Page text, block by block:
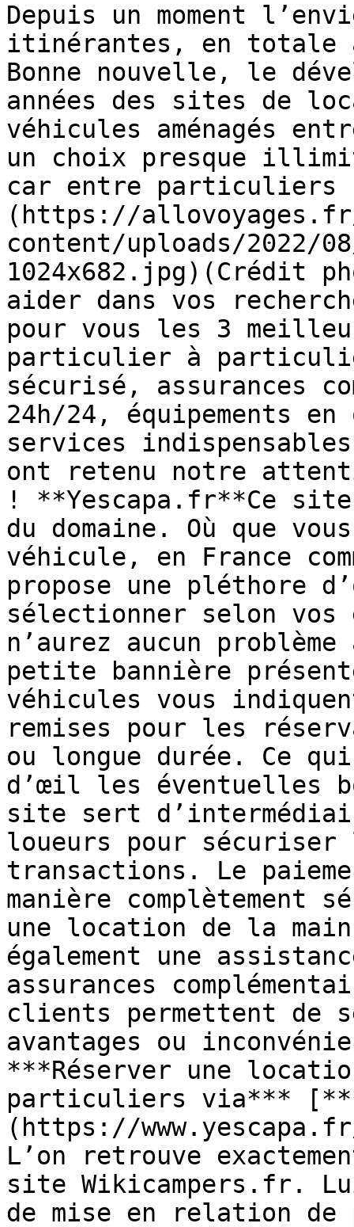
Depuis un moment
itinérantes, en totale
Bonne nouvelle, le
années des sites de
véhicules aménagés
un choix presque
car entre
(https://
content/uploads/2022/
1024x682.jpg)(Crédit
aider dans vos
pour vous les 3
particulier à
sécurisé, assurances
24h/24, équipements
services
ont retenu notre
! **Yescapa.fr**Ce
du domaine. Où que
véhicule, en France
propose une pléthore
sélectionner selon vos
n’aurez aucun
petite bannière
véhicules vous
remises pour les
ou longue durée. Ce
d’œil les éventuelles
site sert
loueurs pour sécuriser
transactions. Le
manière complètement
une location de la
également une
assurances
clients permettent de
avantages ou
***Réserver une
particuliers via***
(https://
L’on retrouve
site Wikicampers.fr.
de mise en relation